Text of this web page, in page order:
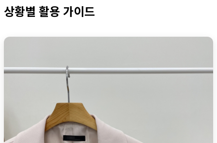
상황별 활용 가이드